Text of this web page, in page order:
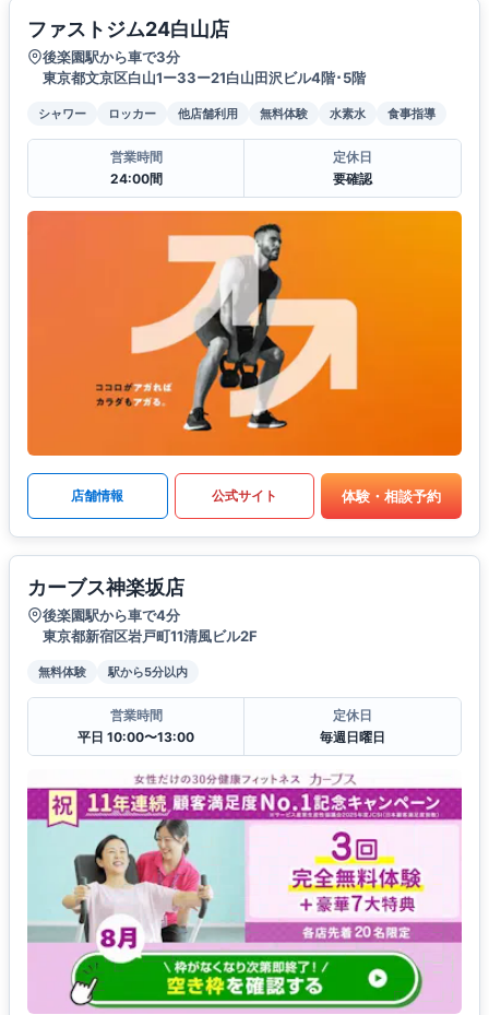
ファストジム24白山店
後楽園駅から車で3分
東京都文京区白山1ー33ー21白山田沢ビル4階･5階
シャワー ロッカー 他店舗利用 無料体験 水素水 食事指導
営業時間
24:00間
定休日
要確認
店舗情報 公式サイト 体験・相談予約
カーブス神楽坂店
後楽園駅から車で4分
東京都新宿区岩戸町11清風ビル2F
無料体験 駅から5分以内
営業時間
平日 10:00〜13:00
定休日
毎週日曜日